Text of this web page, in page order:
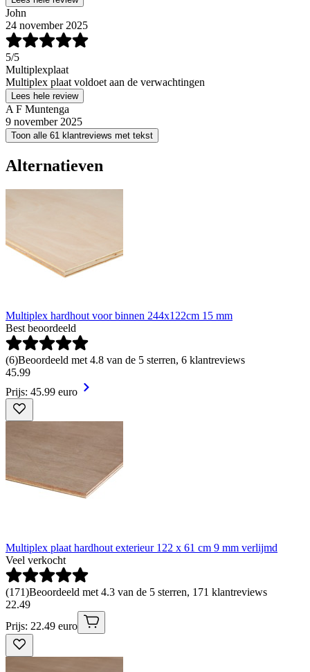
John
24 november 2025
5/5
Multiplexplaat
Multiplex plaat voldoet aan de verwachtingen
Lees hele review
A F Muntenga
9 november 2025
Toon alle 61 klantreviews met tekst
Alternatieven
Multiplex hardhout voor binnen 244x122cm 15 mm
Best beoordeeld
(6)Beoordeeld met 4.8 van de 5 sterren, 6 klantreviews
45.99
Prijs: 45.99 euro
Multiplex plaat hardhout exterieur 122 x 61 cm 9 mm verlijmd
Veel verkocht
(171)Beoordeeld met 4.3 van de 5 sterren, 171 klantreviews
22.49
Prijs: 22.49 euro